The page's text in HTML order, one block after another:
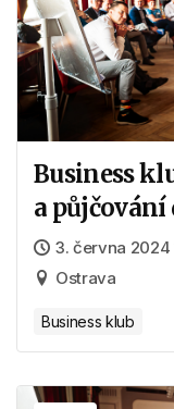
Business
a
3. června 2024
Ostrava
Business klub